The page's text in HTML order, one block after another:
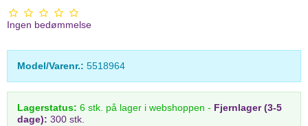
Ingen bedømmelse
Model/Varenr.: 5518964
Lagerstatus: 6 stk. på lager i webshoppen - Fjernlager (3-5
dage): 300 stk.